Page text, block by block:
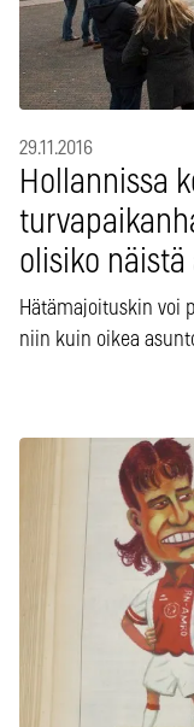
29.11.2016
Hollannissa
olisiko näistä
Hätämajoituskin voi
niin kuin oikea